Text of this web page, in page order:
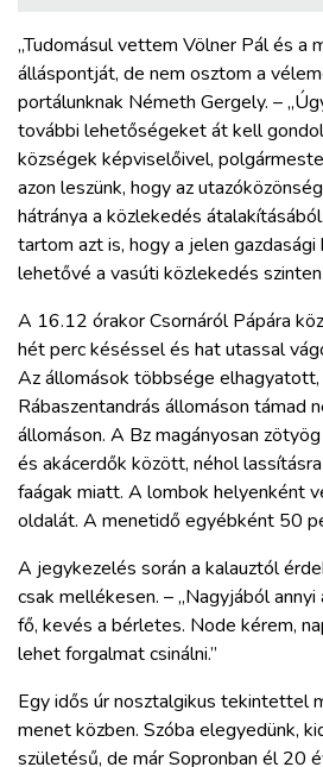
„Tudomásul vettem Völner Pál és a
álláspontját, de nem osztom a
portálunknak Németh Gergely. –
további lehetőségeket át kell
községek képviselőivel,
azon leszünk, hogy az
hátránya a közlekedés
tartom azt is, hogy a jelen
lehetővé a vasúti közlekedés
A 16.12 órakor Csornáról Pápára
hét perc késéssel és hat utassal
Az állomások többsége elhagyatott,
Rábaszentandrás állomáson támad
állomáson. A Bz magányosan
és akácerdők között, néhol
faágak miatt. A lombok helyenként
oldalát. A menetidő egyébként 50
A jegykezelés során a kalauztól
csak mellékesen. – „Nagyjából
fő, kevés a bérletes. Node kérem,
lehet forgalmat csinálni.”
Egy idős úr nosztalgikus tekintettel
menet közben. Szóba elegyedünk,
születésű, de már Sopronban él 20